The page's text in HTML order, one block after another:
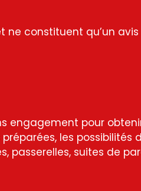
ne constituent qu’un
engagement pour
les possibilités
passerelles, suites de